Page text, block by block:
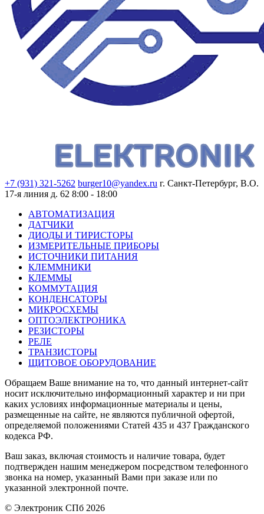
+7 (931) 321-5262 burger10@yandex.ru г. Санкт-Петербург, В.О.
17-я линия д. 62 8:00 - 18:00
АВТОМАТИЗАЦИЯ
ДАТЧИКИ
ДИОДЫ И ТИРИСТОРЫ
ИЗМЕРИТЕЛЬНЫЕ ПРИБОРЫ
ИСТОЧНИКИ ПИТАНИЯ
КЛЕММНИКИ
КЛЕММЫ
КОММУТАЦИЯ
КОНДЕНСАТОРЫ
МИКРОСХЕМЫ
ОПТОЭЛЕКТРОНИКА
РЕЗИСТОРЫ
РЕЛЕ
ТРАНЗИСТОРЫ
ЩИТОВОЕ ОБОРУДОВАНИЕ
Обращаем Ваше внимание на то, что данный интернет-сайт
носит исключительно информационный характер и ни при
каких условиях информационные материалы и цены,
размещенные на сайте, не являются публичной офертой,
определяемой положениями Статей 435 и 437 Гражданского
кодекса РФ.
Ваш заказ, включая стоимость и наличие товара, будет
подтвержден нашим менеджером посредством телефонного
звонка на номер, указанный Вами при заказе или по
указанной электронной почте.
© Электроник СПб 2026